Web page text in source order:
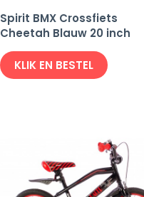
Spirit BMX Crossfiets
Cheetah Blauw 20 inch
KLIK EN BESTEL